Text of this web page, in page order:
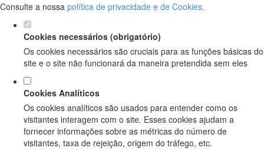
Consulte a nossa política de privacidade e de Cookies.
Cookies necessários (obrigatório)
Os cookies necessários são cruciais para as funções básicas do
site e o site não funcionará da maneira pretendida sem eles
Cookies Analíticos
Os cookies analíticos são usados para entender como os
visitantes interagem com o site. Esses cookies ajudam a
fornecer informações sobre as métricas do número de
visitantes, taxa de rejeição, origem do tráfego, etc.